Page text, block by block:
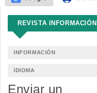
REVISTA INFORMACIÓN
INFORMACIÓN
IDIOMA
Enviar un